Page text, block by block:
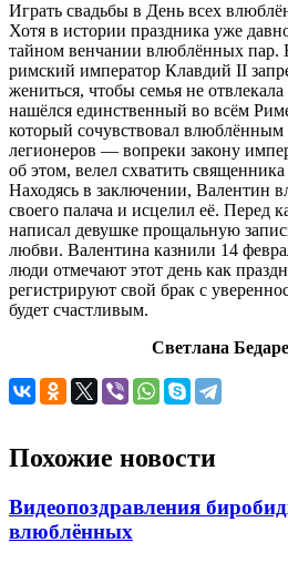
Играть свадьбы в День всех
Хотя в истории праздника уже
тайном венчании влюблённых пар.
римский император Клавдий II
жениться, чтобы семья не
нашёлся единственный во всём
который сочувствовал влюблённым
легионеров — вопреки закону
об этом, велел схватить
Находясь в заключении, Валентин
своего палача и исцелил её. Перед
написал девушке прощальную
любви. Валентина казнили 14
люди отмечают этот день как
регистрируют свой брак с
будет счастливым.
Светлана
Похожие новости
Видеопоздравления
влюблённых